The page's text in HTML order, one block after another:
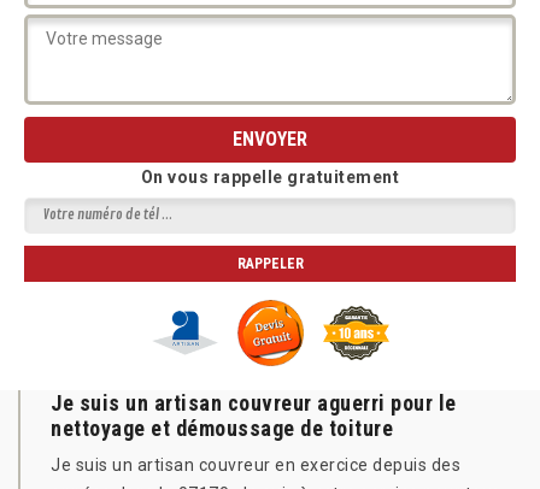
On vous rappelle gratuitement
Je suis un artisan couvreur aguerri pour le
nettoyage et démoussage de toiture
Je suis un artisan couvreur en exercice depuis des